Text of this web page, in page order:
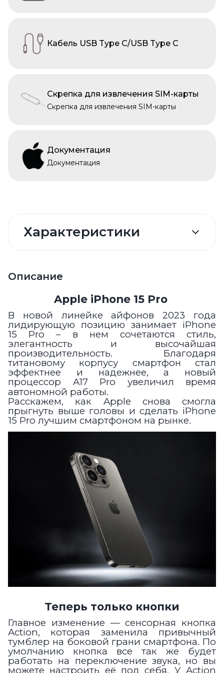
Кабель USB Type C/USB Type C
Скрепка для извлечения SIM-карты
Скрепка для извлечения SIM-карты
Документация
Документация
Характеристики
Описание
Apple iPhone 15 Pro
В новой линейке айфонов 2023 года
лидирующую позицию занимает iPhone
15 Pro – в нем сочетаются стиль,
элегантность и высочайшая
производительность. Благодаря
титановому корпусу смартфон стал
эффектнее и надежнее, а новый
процессор A17 Pro увеличил время
автономной работы.
Расскажем, как Apple снова смогла
прыгнуть выше головы и сделать iPhone
15 Pro лучшим смартфоном на рынке.
Теперь только кнопки
Главное изменение — сенсорная кнопка
Action, которая заменила привычный
тумблер на боковой грани смартфона. По
умолчанию кнопка все так же будет
работать на переключение звука, но вы
можете настроить её под себя. У Action